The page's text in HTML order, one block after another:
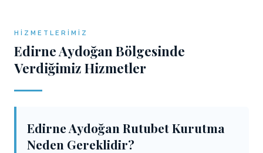
HIZMETLERIMIZ
Edirne Aydoğan Bölgesinde
Verdiğimiz Hizmetler
Edirne Aydoğan Rutubet Kurutma
Neden Gereklidir?